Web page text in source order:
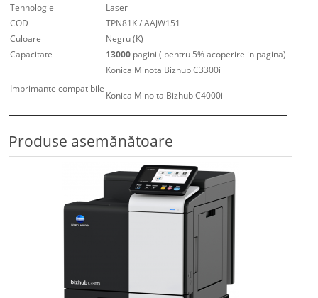
Tehnologie
Laser
COD
TPN81K / AAJW151
Culoare
Negru (K)
Capacitate
13000 pagini ( pentru 5% acoperire in pagina)
Imprimante compatibile
Konica Minota Bizhub C3300i
Konica Minolta Bizhub C4000i
Produse asemănătoare